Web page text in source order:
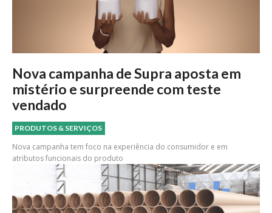
Nova campanha de Supra aposta em
mistério e surpreende com teste
vendado
PRODUTOS & SERVIÇOS
Nova campanha tem foco na experiência do consumidor e em
atributos funcionais do produto